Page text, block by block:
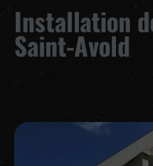
Installation
Saint-Avold